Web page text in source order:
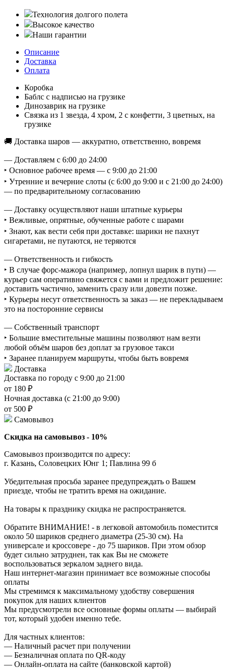
Технология долгого полета
Высокое качество
Наши гарантии
Описание
Доставка
Оплата
Коробка
Баблс с надписью на грузике
Динозаврик на грузике
Связка из 1 звезда, 4 хром, 2 с конфетти, 3 цветных, на
грузике
🚚 Доставка шаров — аккуратно, ответственно, вовремя
— Доставляем с 6:00 до 24:00
‣ Основное рабочее время — с 9:00 до 21:00
‣ Утренние и вечерние слоты (с 6:00 до 9:00 и с 21:00 до 24:00)
— по предварительному согласованию
— Доставку осуществляют наши штатные курьеры
‣ Вежливые, опрятные, обученные работе с шарами
‣ Знают, как вести себя при доставке: шарики не пахнут
сигаретами, не путаются, не теряются
— Ответственность и гибкость
‣ В случае форс-мажора (например, лопнул шарик в пути) —
курьер сам оперативно свяжется с вами и предложит решение:
доставить частично, заменить сразу или довезти позже.
‣ Курьеры несут ответственность за заказ — не перекладываем
это на посторонние сервисы
— Собственный транспорт
‣ Большие вместительные машины позволяют нам везти
любой объём шаров без доплат за грузовое такси
‣ Заранее планируем маршруты, чтобы быть вовремя
Доставка
Доставка по городу с 9:00 до 21:00
от 180 ₽
Ночная доставка (с 21:00 до 9:00)
от 500 ₽
Самовывоз
Скидка на самовывоз - 10%
Самовывоз производится по адресу:
г. Казань, Соловецких Юнг 1; Павлина 99 б
Убедительная просьба заранее предупреждать о Вашем
приезде, чтобы не тратить время на ожидание.
На товары к празднику скидка не распространяется.
Обратите ВНИМАНИЕ! - в легковой автомобиль поместится
около 50 шариков среднего диаметра (25-30 см). На
универсале и кроссовере - до 75 шариков. При этом обзор
будет сильно затруднен, так как Вы не сможете
воспользоваться зеркалом заднего вида.
Наш интернет-магазин принимает все возможные способы
оплаты
Мы стремимся к максимальному удобству совершения
покупок для наших клиентов
Мы предусмотрели все основные формы оплаты — выбирай
тот, который удобен именно тебе.
Для частных клиентов:
— Наличный расчет при получении
— Безналичная оплата по QR-коду
— Онлайн-оплата на сайте (банковской картой)